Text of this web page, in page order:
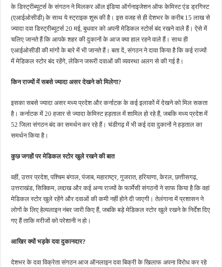
के डिस्ट्रीब्यूटर्स के संगठन ने मिलकर ऑल इंडिया ऑर्गनाइजेशन ऑफ केमिस्ट एंड ड्रगिस्ट
(एआईओसीडी) के साथ ये स्ट्राइक शुरू की है। इस वजह से ही देशभर के करीब 15 लाख से
ज्यादा दवा डिस्ट्रीब्यूटर्स 20 मई, बुधवार को अपनी मेडिकल स्टोर्स बंद रखने वाले हैं। ऐसे में
चलिए जानते हैं कि आपके शहर की दुकानों के आज क्या हाल रहने वाले हैं। साथ ही
एआईओसीडी की मांगों के बारे में भी जानते हैं। बता दें, संगठन ने दावा किया है कि कई राज्यों
में मेडिकल स्टोर बंद रहेंगे, लेकिन जरूरी दवाओं की व्यवस्था अलग से की गई है।
किन राज्यों में सबसे ज्यादा असर देखने को मिलेगा?
इसका सबसे ज्यादा असर मध्य प्रदेश और कर्नाटक के कई इलाकों में देखने को मिल सकता
है। कर्नाटक में 20 हजार से ज्यादा केमिस्ट हड़ताल में शामिल हो रहे हैं, जबकि मध्य प्रदेश में
52 जिला संगठन बंद का समर्थन कर रहे हैं। चंडीगढ़ में भी कई दवा दुकानों ने हड़ताल का
समर्थन किया है।
कुछ जगहों पर मेडिकल स्टोर खुले रखने की बात
वहीं, उत्तर प्रदेश, पश्चिम बंगाल, पंजाब, महाराष्ट्र, गुजरात, हरियाणा, केरल, छत्तीसगढ़,
उत्तराखंड, सिक्किम, लद्दाख और कई अन्य राज्यों के फार्मेसी संगठनों ने साफ किया है कि वहां
मेडिकल स्टोर खुले रहेंगे और दवाओं की कमी नहीं होने दी जाएगी। तेलंगाना में प्रशासन ने
लोगों के लिए हेल्पलाइन नंबर जारी किए हैं, जबकि बड़े मेडिकल स्टोर खुले रखने के निर्देश दिए
गए हैं ताकि मरीजों को परेशानी न हो।
आखिर क्यों भड़के दवा दुकानदार?
देशभर के दवा विक्रेता संगठन आज ऑनलाइन दवा बिक्री के खिलाफ अपना विरोध कर रहे